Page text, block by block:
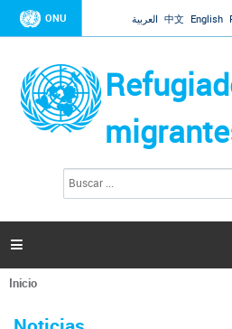
Jump to
ONU العربية 中文 English
l
s

Se
Inicio